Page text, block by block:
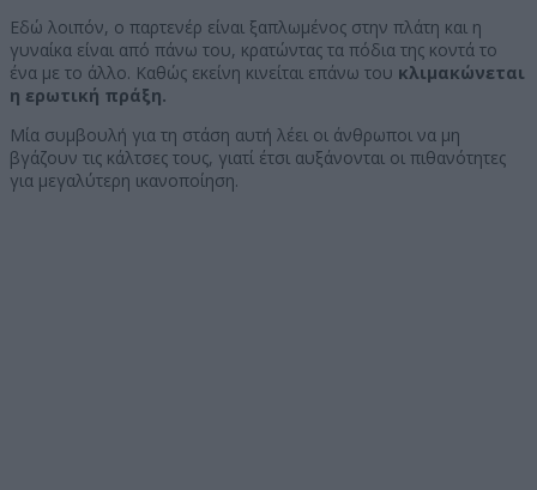
Εδώ λοιπόν, ο παρτενέρ είναι ξαπλωμένος στην πλάτη και η
γυναίκα είναι από πάνω του, κρατώντας τα πόδια της κοντά το
ένα με το άλλο. Καθώς εκείνη κινείται επάνω του κλιμακώνεται
η ερωτική πράξη.
Μία συμβουλή για τη στάση αυτή λέει οι άνθρωποι να μη
βγάζουν τις κάλτσες τους, γιατί έτσι αυξάνονται οι πιθανότητες
για μεγαλύτερη ικανοποίηση.